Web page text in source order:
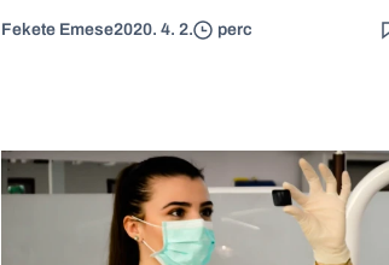
Fekete Emese2020. 4. 2. perc